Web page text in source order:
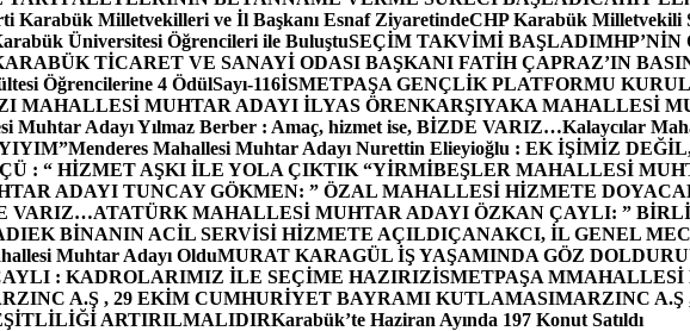
Karabük Milletvekilleri ve İl Başkanı Esnaf ZiyaretindeCHP Karabük Milletvekili
Üniversitesi Öğrencileri ile BuluştuSEÇİM TAKVİMİ BAŞLADI
TİCARET VE SANAYİ ODASI BAŞKANI FATİH ÇAPRAZ’IN
Öğrencilerine 4 ÖdülSayı-116İSMETPAŞA GENÇLİK PLATFORMU
MAHALLESİ MUHTAR ADAYI İLYAS ÖRENKARŞIYAKA MAHALLESİ
Muhtar Adayı Yılmaz Berber : Amaç, hizmet ise, BİZDE VARIZ…Kalaycılar
Menderes Mahallesi Muhtar Adayı Nurettin Elieyioğlu : EK İŞİMİZ
: “ HİZMET AŞKI İLE YOLA ÇIKTIK “YİRMİBEŞLER MAHALLESİ
ADAYI TUNCAY GÖKMEN: ” ÖZAL MAHALLESİ HİZMETE
VARIZ…ATATÜRK MAHALLESİ MUHTAR ADAYI ÖZKAN ÇAYLI: ”
EK BİNANIN ACİL SERVİSİ HİZMETE AÇILDIÇANAKCI, İL GENEL
Muhtar Adayı OlduMURAT KARAGÜL İŞ YAŞAMINDA GÖZ
: KADROLARIMIZ İLE SEÇİME HAZIRIZİSMETPAŞA
A.Ş , 29 EKİM CUMHURİYET BAYRAMI KUTLAMASIMARZINC A.Ş
ARTIRILMALIDIRKarabük’te Haziran Ayında 197 Konut Satıldı